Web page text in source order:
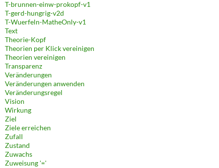
T-brunnen-einw-prokopf-v1
T-gerd-hungrig-v2d
T-Wuerfeln-MatheOnly-v1
Text
Theorie-Kopf
Theorien per Klick vereinigen
Theorien vereinigen
Transparenz
Veränderungen
Veränderungen anwenden
Veränderungsregel
Vision
Wirkung
Ziel
Ziele erreichen
Zufall
Zustand
Zuwachs
Zuweisung '='